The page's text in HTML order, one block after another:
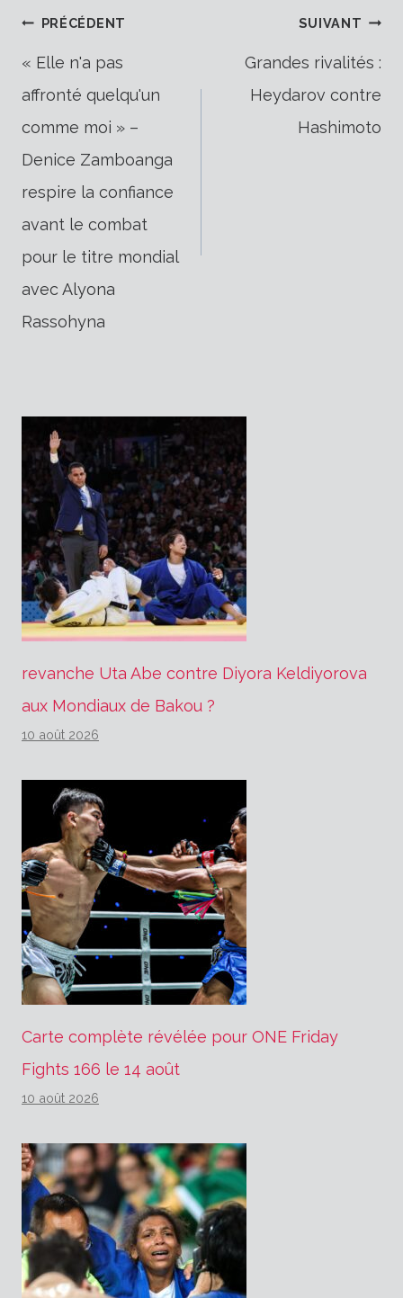
Navigation
de
l’article
PRÉCÉDENT
« Elle n'a pas
affronté quelqu'un
comme moi » –
Denice Zamboanga
respire la confiance
avant le combat
pour le titre mondial
avec Alyona
Rassohyna
SUIVANT
Grandes rivalités :
Heydarov contre
Hashimoto
revanche Uta Abe contre Diyora Keldiyorova
aux Mondiaux de Bakou ?
10 août 2026
Carte complète révélée pour ONE Friday
Fights 166 le 14 août
10 août 2026